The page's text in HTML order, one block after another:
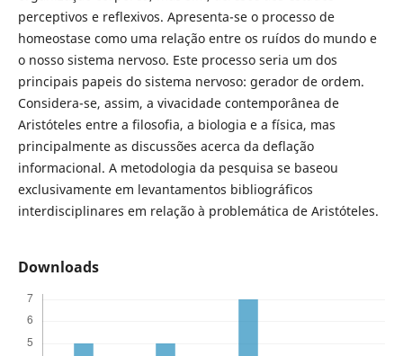
perceptivos e reflexivos. Apresenta-se o processo de
homeostase como uma relação entre os ruídos do mundo e
o nosso sistema nervoso. Este processo seria um dos
principais papeis do sistema nervoso: gerador de ordem.
Considera-se, assim, a vivacidade contemporânea de
Aristóteles entre a filosofia, a biologia e a física, mas
principalmente as discussões acerca da deflação
informacional. A metodologia da pesquisa se baseou
exclusivamente em levantamentos bibliográficos
interdisciplinares em relação à problemática de Aristóteles.
Downloads